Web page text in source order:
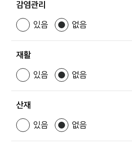
감염관리
있음 없음
재활
있음 없음
산재
있음 없음